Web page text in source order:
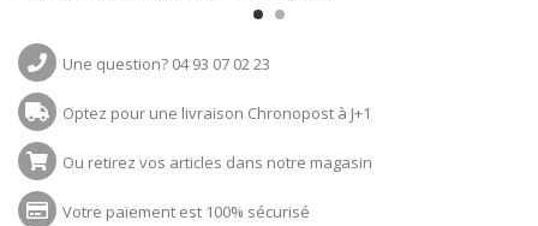
Une question? 04 93 07 02 23
Optez pour une livraison Chronopost à J+1
Ou retirez vos articles dans notre magasin
Votre paiement est 100% sécurisé